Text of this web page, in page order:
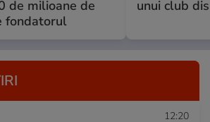
de milioane de
fondatorul
unui club
12:20